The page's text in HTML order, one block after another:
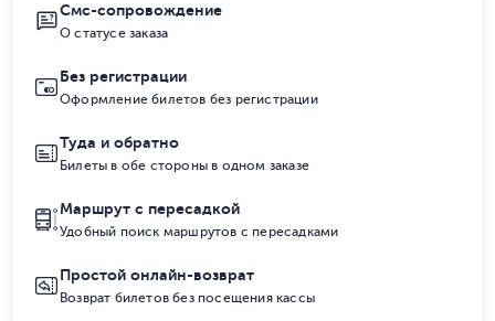
Смс-сопровождение
О статусе заказа
Без регистрации
Оформление билетов без регистрации
Туда и обратно
Билеты в обе стороны в одном заказе
Маршрут с пересадкой
Удобный поиск маршрутов с пересадками
Простой онлайн-возврат
Возврат билетов без посещения кассы